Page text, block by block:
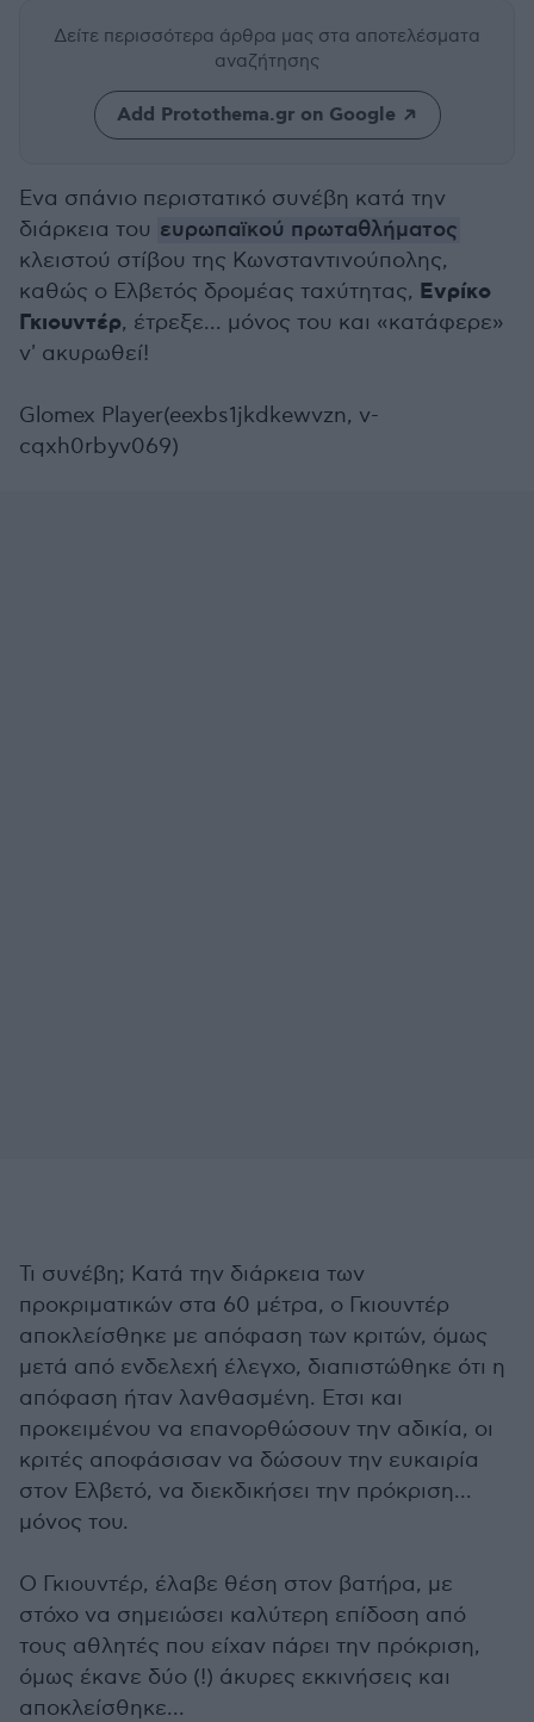
Δείτε περισσότερα άρθρα μας στα αποτελέσματα
αναζήτησης
Add Protothema.gr on Google
Ενα σπάνιο περιστατικό συνέβη κατά την
διάρκεια του ευρωπαϊκού πρωταθλήματος
κλειστού στίβου της Κωνσταντινούπολης,
καθώς ο Ελβετός δρομέας ταχύτητας, Ενρίκο
Γκιουντέρ, έτρεξε... μόνος του και «κατάφερε»
ν' ακυρωθεί!
Glomex Player(eexbs1jkdkewvzn, v-
cqxh0rbyv069)
Τι συνέβη; Κατά την διάρκεια των
προκριματικών στα 60 μέτρα, ο Γκιουντέρ
αποκλείσθηκε με απόφαση των κριτών, όμως
μετά από ενδελεχή έλεγχο, διαπιστώθηκε ότι η
απόφαση ήταν λανθασμένη. Ετσι και
προκειμένου να επανορθώσουν την αδικία, οι
κριτές αποφάσισαν να δώσουν την ευκαιρία
στον Ελβετό, να διεκδικήσει την πρόκριση...
μόνος του.
Ο Γκιουντέρ, έλαβε θέση στον βατήρα, με
στόχο να σημειώσει καλύτερη επίδοση από
τους αθλητές που είχαν πάρει την πρόκριση,
όμως έκανε δύο (!) άκυρες εκκινήσεις και
αποκλείσθηκε...